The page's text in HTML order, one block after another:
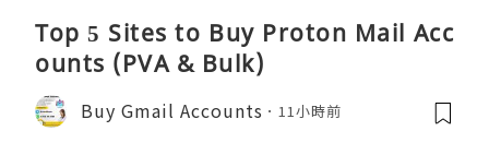
Top 5 Sites to Buy Proton Mail Acc
ounts (PVA & Bulk)
Buy Gmail Accounts 11小時前